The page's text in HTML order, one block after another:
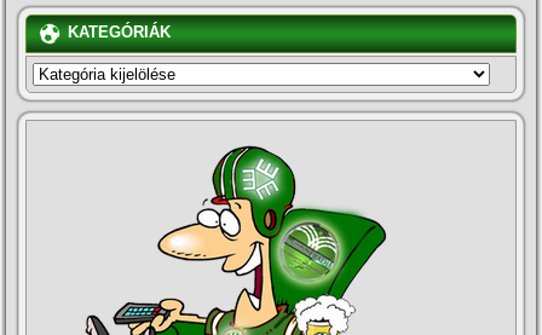
KATEGÓRIÁK
KATEGÓRIÁK